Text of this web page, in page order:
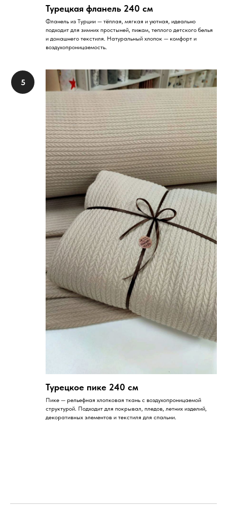
Турецкая фланель 240 см
Фланель из Турции — тёплая, мягкая и уютная, идеально
подходит для зимних простыней, пижам, теплого детского белья
и домашнего текстиля. Натуральный хлопок — комфорт и
воздухопроницаемость.
Турецкое пике 240 см
Пике — рельефная хлопковая ткань с воздухопроницаемой
структурой. Подходит для покрывал, пледов, летних изделий,
декоративных элементов и текстиля для спальни.